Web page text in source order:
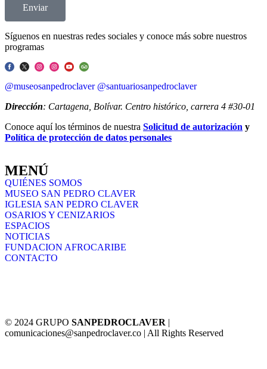
Enviar
Síguenos en nuestras redes sociales y conoce más sobre nuestros
programas
@museosanpedroclaver @santuariosanpedroclaver
Dirección: Cartagena, Bolívar. Centro histórico, carrera 4 #30-01
Conoce aquí los términos de nuestra Solicitud de autorización y
Política de protección de datos personales
MENÚ
QUIÉNES SOMOS
MUSEO SAN PEDRO CLAVER
IGLESIA SAN PEDRO CLAVER
OSARIOS Y CENIZARIOS
ESPACIOS
NOTICIAS
FUNDACION AFROCARIBE
CONTACTO
© 2024 GRUPO SANPEDROCLAVER |
comunicaciones@sanpedroclaver.co | All Rights Reserved